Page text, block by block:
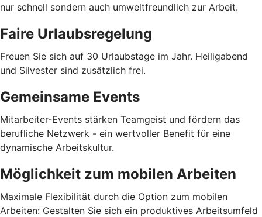
nur schnell sondern auch umweltfreundlich zur Arbeit.
Faire Urlaubsregelung
Freuen Sie sich auf 30 Urlaubstage im Jahr. Heiligabend
und Silvester sind zusätzlich frei.
Gemeinsame Events
Mitarbeiter-Events stärken Teamgeist und fördern das
berufliche Netzwerk - ein wertvoller Benefit für eine
dynamische Arbeitskultur.
Möglichkeit zum mobilen Arbeiten
Maximale Flexibilität durch die Option zum mobilen
Arbeiten: Gestalten Sie sich ein produktives Arbeitsumfeld